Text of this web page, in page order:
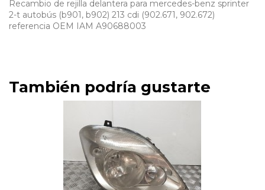
Recambio de rejilla delantera para mercedes-benz sprinter
2-t autobús (b901, b902) 213 cdi (902.671, 902.672)
referencia OEM IAM A90688003
También podría gustarte